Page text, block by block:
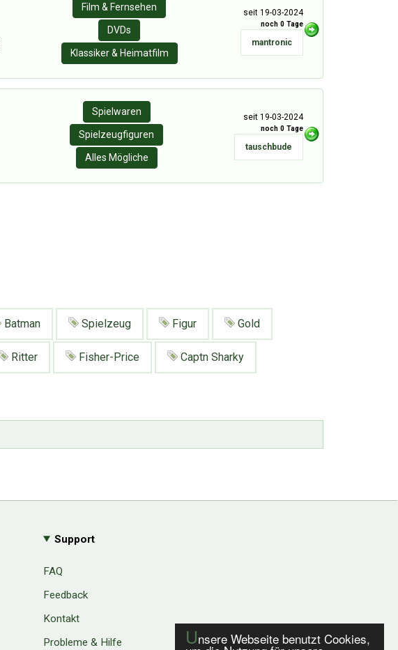
Unsere Webseite benutzt Cookies,
Film & Fernsehen
DVDs
Klassiker & Heimatfilm
seit 19-03-2024
noch 0 Tage
mantronic
Spielwaren
Spielzeugfiguren
Alles Mögliche
seit 19-03-2024
noch 0 Tage
tauschbude
Batman Spielzeug Figur Gold
Ritter Fisher-Price Captn Sharky
Support
FAQ
Feedback
Kontakt
Probleme & Hilfe